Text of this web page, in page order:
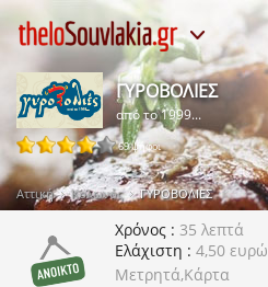
ΓΥΡΟΒΟΛΙΕΣ
από το 1999...
69 ψήφοι
Αττική Κολωνός ΓΥΡΟΒΟΛΙΕΣ
Χρόνος
35 λεπτά
Ελάχιστη
4,50 ευρώ
Μετρητά,Κάρτα